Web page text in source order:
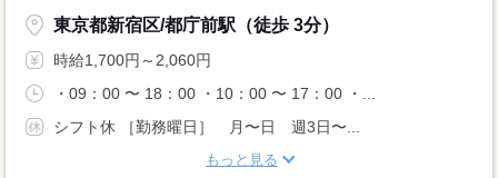
東京都新宿区/都庁前駅（徒歩 3分）
時給1,700円～2,060円
・09：00 〜 18：00 ・10：00 〜 17：00 ・...
シフト休 ［勤務曜日］ 月〜日 週3日〜...
もっと見る